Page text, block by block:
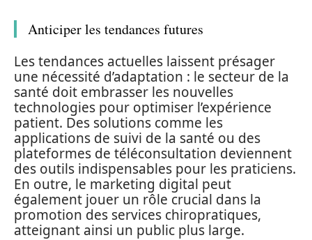
Anticiper les tendances futures
Les tendances actuelles laissent présager
une nécessité d’adaptation : le secteur de la
santé doit embrasser les nouvelles
technologies pour optimiser l’expérience
patient. Des solutions comme les
applications de suivi de la santé ou des
plateformes de téléconsultation deviennent
des outils indispensables pour les praticiens.
En outre, le marketing digital peut
également jouer un rôle crucial dans la
promotion des services chiropratiques,
atteignant ainsi un public plus large.